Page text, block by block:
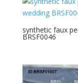
synthetic faux
BRSF0046